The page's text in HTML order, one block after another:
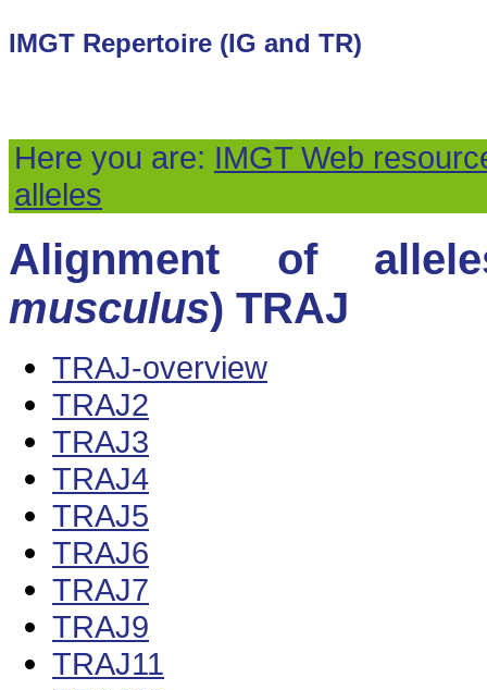
IMGT Repertoire (IG and TR)
Here you are: IMGT Web
alleles
Alignment of
musculus) TRAJ
TRAJ-overview
TRAJ2
TRAJ3
TRAJ4
TRAJ5
TRAJ6
TRAJ7
TRAJ9
TRAJ11